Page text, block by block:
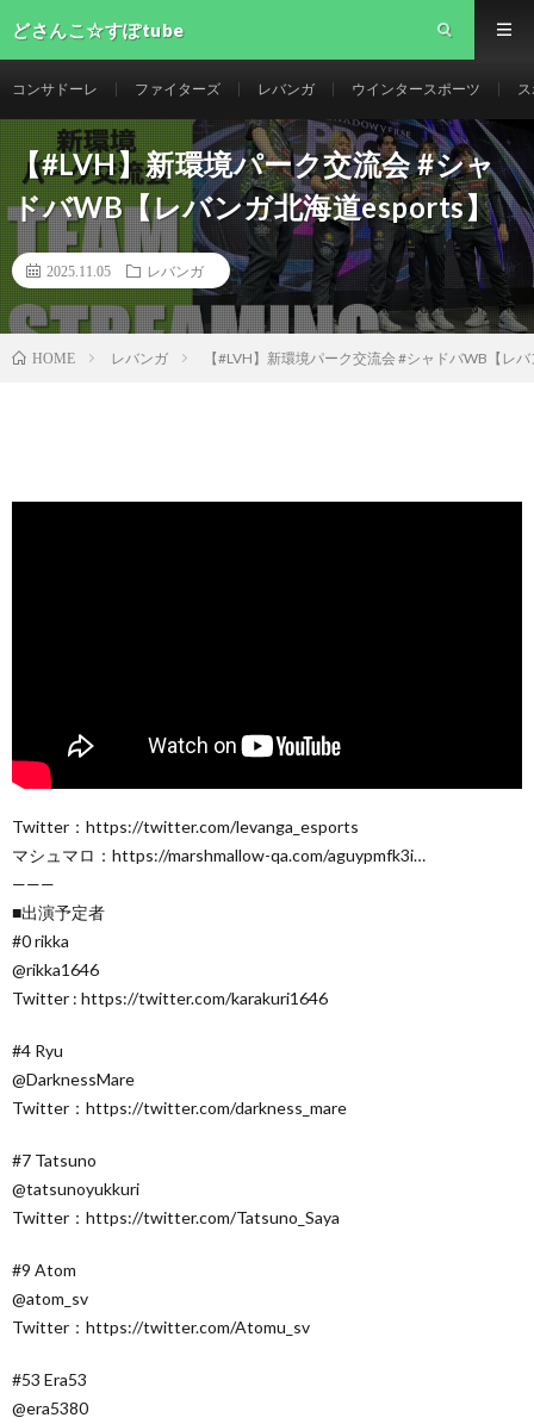
どさんこ☆すぽtube
コンサドーレ ファイターズ レバンガ ウインタースポーツ
【#LVH】新環境パーク交流会 #シャ
ドバWB【レバンガ北海道esports】
2025.11.05 レバンガ
HOME レバンガ 【#LVH】新環境パーク交流会 #シャドバWB【レ
Twitter：https://twitter.com/levanga_esports
マシュマロ：https://marshmallow-qa.com/aguypmfk3i…
———
■出演予定者
#0 rikka
@rikka1646
Twitter : https://twitter.com/karakuri1646
#4 Ryu
@DarknessMare
Twitter：https://twitter.com/darkness_mare
#7 Tatsuno
@tatsunoyukkuri
Twitter：https://twitter.com/Tatsuno_Saya
#9 Atom
@atom_sv
Twitter：https://twitter.com/Atomu_sv
#53 Era53
@era5380